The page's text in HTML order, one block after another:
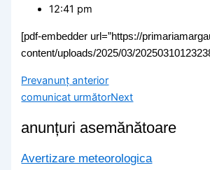
12:41 pm
[pdf-embedder url=”https://
content/uploads/2025/03/
Prevanunț anterior
comunicat următorNext
anunțuri asemănătoare
Avertizare meteorologica